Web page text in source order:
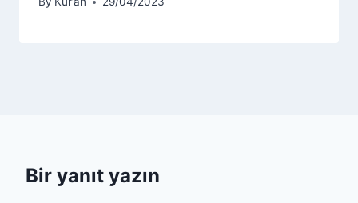
Bir yanıt yazın